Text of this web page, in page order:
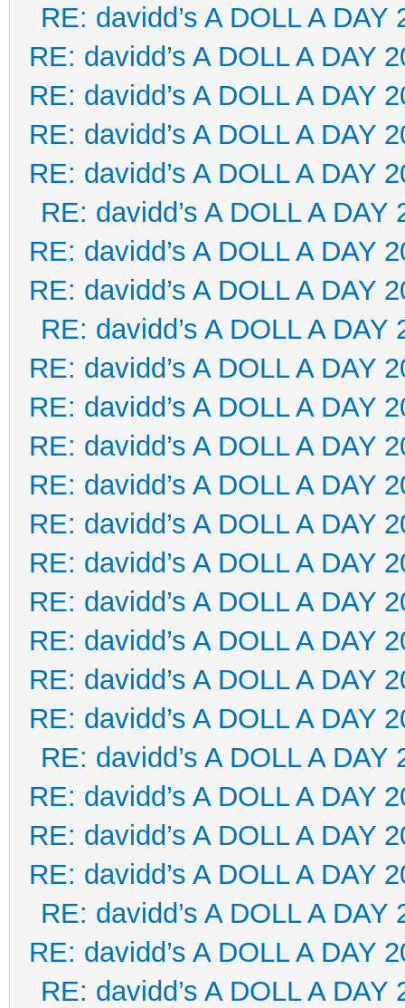
RE: davidd’s A DOLL A DAY
RE: davidd’s A DOLL A DAY
RE: davidd’s A DOLL A DAY
RE: davidd’s A DOLL A DAY
RE: davidd’s A DOLL A DAY
RE: davidd’s A DOLL A DAY
RE: davidd’s A DOLL A DAY
RE: davidd’s A DOLL A DAY
RE: davidd’s A DOLL A DAY
RE: davidd’s A DOLL A DAY
RE: davidd’s A DOLL A DAY
RE: davidd’s A DOLL A DAY
RE: davidd’s A DOLL A DAY
RE: davidd’s A DOLL A DAY
RE: davidd’s A DOLL A DAY
RE: davidd’s A DOLL A DAY
RE: davidd’s A DOLL A DAY
RE: davidd’s A DOLL A DAY
RE: davidd’s A DOLL A DAY
RE: davidd’s A DOLL A DAY
RE: davidd’s A DOLL A DAY
RE: davidd’s A DOLL A DAY
RE: davidd’s A DOLL A DAY
RE: davidd’s A DOLL A DAY
RE: davidd’s A DOLL A DAY
RE: davidd’s A DOLL A DAY